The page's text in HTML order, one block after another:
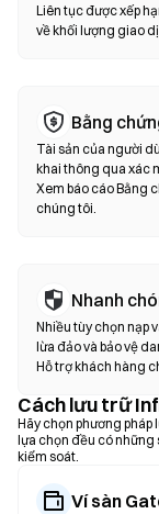
tính. Kết nối ví
trượt giá và xác
Liên tục được xếp
về khối lượng giao
Bằng
Tài sản của người
khai thông qua xác
Xem báo cáo Bằng
chúng tôi.
Nhanh
Nhiều tùy chọn nạp
lừa đảo và bảo vệ
Hỗ trợ khách hàng
Cách lưu trữ
Hãy chọn phương pháp
lựa chọn đều có những
kiểm soát.
Ví sàn